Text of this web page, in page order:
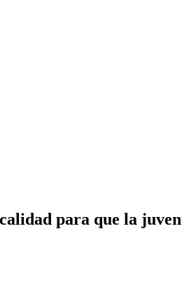
para que la